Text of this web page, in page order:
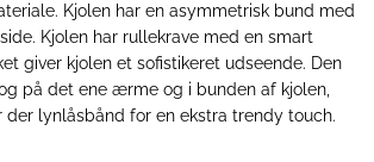
Kjolen har en asymmetrisk bund med
Kjolen har rullekrave med en smart
giver kjolen et sofistikeret udseende. Den
på det ene ærme og i bunden af kjolen,
der lynlåsbånd for en ekstra trendy touch.